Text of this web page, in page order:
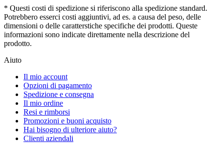
* Questi costi di spedizione si riferiscono alla spedizione standard.
Potrebbero esserci costi aggiuntivi, ad es. a causa del peso, delle
dimensioni o delle caratterstiche specifiche dei prodotti. Queste
informazioni sono indicate direttamente nella descrizione del
prodotto.
Aiuto
Il mio account
Opzioni di pagamento
Spedizione e consegna
Il mio ordine
Resi e rimborsi
Promozioni e buoni acquisto
Hai bisogno di ulteriore aiuto?
Clienti aziendali